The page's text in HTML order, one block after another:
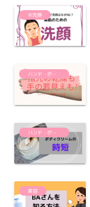
W洗顔
ハンド・ボディケア
ハンド・ボディケア
美容